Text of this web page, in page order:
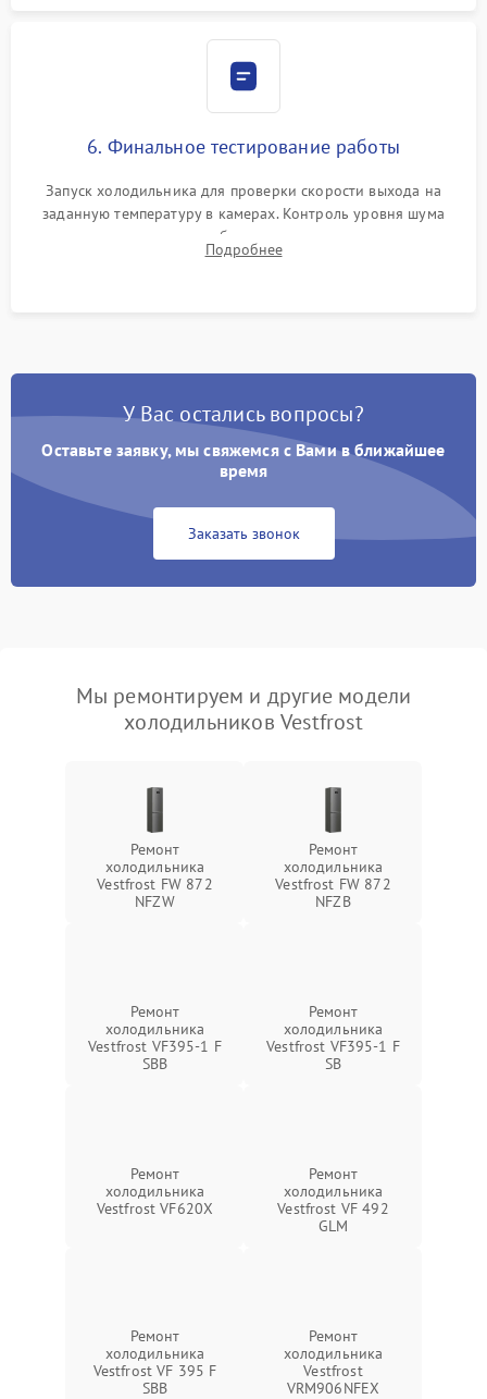
6. Финальное тестирование работы
Запуск холодильника для проверки скорости выхода на
заданную температуру в камерах. Контроль уровня шума
компрессора, отсутствия обмерзания стенок и корректного
срабатывания системы автоматической оттайки.
Подробнее
У Вас остались вопросы?
Оставьте заявку, мы свяжемся с Вами в ближайшее
время
Заказать звонок
Мы ремонтируем и другие модели
холодильников Vestfrost
Ремонт
холодильника
Vestfrost FW 872
NFZW
Ремонт
холодильника
Vestfrost FW 872
NFZВ
Ремонт
холодильника
Vestfrost VF395-1 F
SBB
Ремонт
холодильника
Vestfrost VF395-1 F
SB
Ремонт
холодильника
Vestfrost VF620X
Ремонт
холодильника
Vestfrost VF 492
GLM
Ремонт
холодильника
Vestfrost VF 395 F
SBB
Ремонт
холодильника
Vestfrost
VRM906NFEX